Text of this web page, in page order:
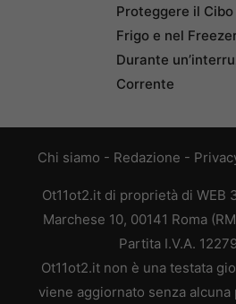
Proteggere il Cibo
Frigo e nel
Durante
Corrente
Chi siamo - Redazione -
Ot11ot2.it di proprietà di WEB
Marchese 10, 00141 Roma
Partita I.V.A.
Ot11ot2.it non è una testata
viene aggiornato senza